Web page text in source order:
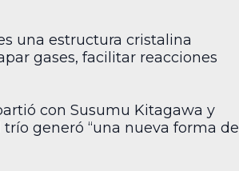
una estructura cristalina
gases, facilitar reacciones
con Susumu Kitagawa y
generó “una nueva forma de